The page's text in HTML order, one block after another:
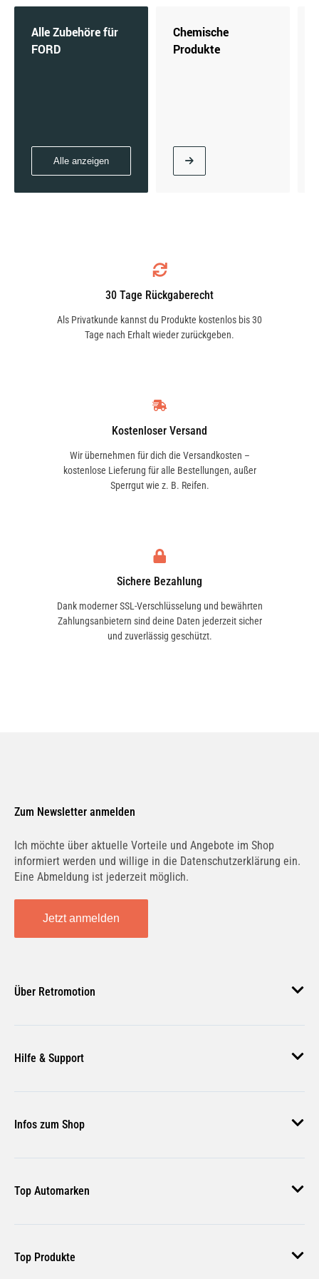
Alle Zubehöre für
FORD
Alle anzeigen
Chemische
Produkte
30 Tage Rückgaberecht
Als Privatkunde kannst du Produkte kostenlos bis 30
Tage nach Erhalt wieder zurückgeben.
Kostenloser Versand
Wir übernehmen für dich die Versandkosten –
kostenlose Lieferung für alle Bestellungen, außer
Sperrgut wie z. B. Reifen.
Sichere Bezahlung
Dank moderner SSL-Verschlüsselung und bewährten
Zahlungsanbietern sind deine Daten jederzeit sicher
und zuverlässig geschützt.
Zum Newsletter anmelden
Ich möchte über aktuelle Vorteile und Angebote im Shop
informiert werden und willige in die Datenschutzerklärung ein.
Eine Abmeldung ist jederzeit möglich.
Jetzt anmelden
Über Retromotion
Unsere Jobs
Magazin
Hilfe & Support
Zahlungsmethoden
Versand & Lieferung
Rückgabe & Erstattung
Infos zum Shop
Nutzungsbedingungen
Widerrufsbelehrung
Top Automarken
VW Ersatzteile
Top Produkte